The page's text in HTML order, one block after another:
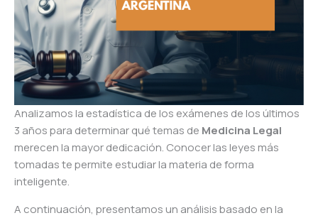
Analizamos la estadística de los exámenes de los últimos
3 años para determinar qué temas de Medicina Legal
merecen la mayor dedicación. Conocer las leyes más
tomadas te permite estudiar la materia de forma
inteligente.
A continuación, presentamos un análisis basado en la